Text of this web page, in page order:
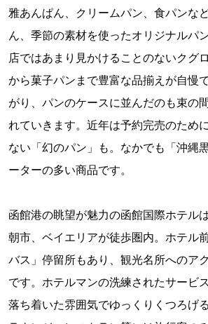
雅あんぱん、クリームパン、食パンな
ん、季節の素材を使ったオリジナルパ
店ではあまり見かけることのないクグ
から菓子パンまで豊富な品揃えが自慢
がり、パンのケースに並んだのも束の
れていきます。近年は予約完売のため
ない「幻のパン」も。なかでも「沖縄
ーターの多い商品です。
函館港の眺望が魅力の函館国際ホテル
朝市、ベイエリアが徒歩圏内。ホテル
バス」停留所もあり、観光名所へのア
です。ホテルマンの洗練されたサービ
落ち着いた雰囲気でゆっくりくつろげ